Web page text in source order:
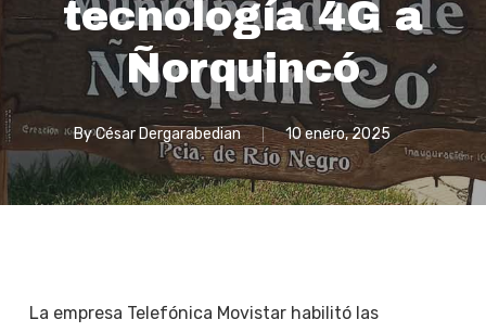
tecnología 4G a
Ñorquincó
ByCésar Dergarabedian 10 enero, 2025
La empresa Telefónica Movistar habilitó las